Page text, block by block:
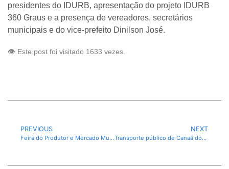
presidentes do IDURB, apresentação do projeto IDURB
360 Graus e a presença de vereadores, secretários
municipais e do vice-prefeito Dinilson José.
👁️ Este post foi visitado 1633 vezes.
PREVIOUS
Feira do Produtor e Mercado Municipal de Canaã completam 9 anos
NEXT
Transporte público de Canaã dos Carajás completa um ano com mais de 187 mil passagens emitidas